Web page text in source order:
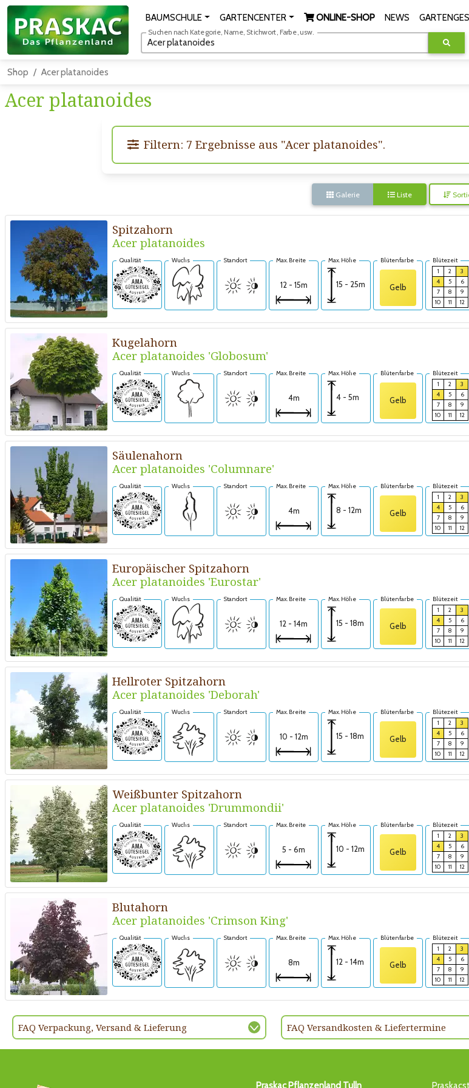
BAUMSCHULE GARTENCENTER ONLINE-SHOP NEWS
Suchen nach Kategorie, Name, Stichwort, Farbe, usw.
Shop Acer platanoides
Acer platanoides
Filtern: 7 Ergebnisse aus "Acer platanoides".
Galerie Liste
Spitzahorn
Acer platanoides
Qualität Wuchs Standort Max. Breite
12 - 15m
Max. Höhe
15 - 25m
Blütenfarbe
Gelb
Blütezeit
1
2
3
4
5
6
7
8
9
10
11 12
Kugelahorn
Acer platanoides 'Globosum'
Qualität Wuchs Standort Max. Breite
4m
Max. Höhe
4 - 5m
Blütenfarbe
Gelb
Blütezeit
1
2
3
4
5
6
7
8
9
10
11 12
Säulenahorn
Acer platanoides 'Columnare'
Qualität Wuchs Standort Max. Breite
4m
Max. Höhe
8 - 12m
Blütenfarbe
Gelb
Blütezeit
1
2
3
4
5
6
7
8
9
10
11 12
Europäischer Spitzahorn
Acer platanoides 'Eurostar'
Qualität Wuchs Standort Max. Breite
12 - 14m
Max. Höhe
15 - 18m
Blütenfarbe
Gelb
Blütezeit
1
2
3
4
5
6
7
8
9
10
11 12
Hellroter Spitzahorn
Acer platanoides 'Deborah'
Qualität Wuchs Standort Max. Breite
10 - 12m
Max. Höhe
15 - 18m
Blütenfarbe
Gelb
Blütezeit
1
2
3
4
5
6
7
8
9
10
11 12
Weißbunter Spitzahorn
Acer platanoides 'Drummondii'
Qualität Wuchs Standort Max. Breite
5 - 6m
Max. Höhe
10 - 12m
Blütenfarbe
Gelb
Blütezeit
1
2
3
4
5
6
7
8
9
10
11 12
Blutahorn
Acer platanoides 'Crimson King'
Qualität Wuchs Standort Max. Breite
8m
Max. Höhe
12 - 14m
Blütenfarbe
Gelb
Blütezeit
1
2
3
4
5
6
7
8
9
10
11 12
FAQ Verpackung, Versand & Lieferung FAQ Versandkosten & Liefertermine
Praskac Pflanzenland Tulln